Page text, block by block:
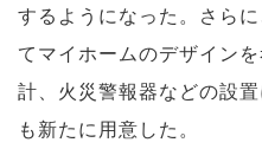
するようになった。さら
てマイホームのデザイン
計、火災警報器などの設
も新たに用意した。